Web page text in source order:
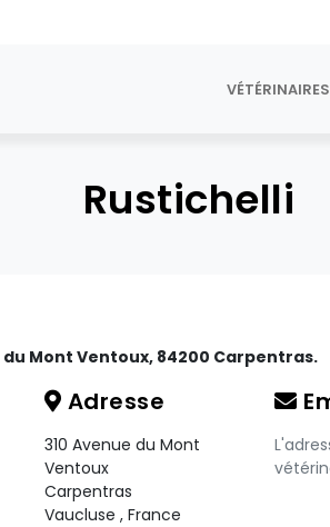
VÉTÉRINAIRES
Rustichelli
Mont Ventoux, 84200 Carpentras.
Adresse
310 Avenue du Mont
Ventoux
Carpentras
Vaucluse , France